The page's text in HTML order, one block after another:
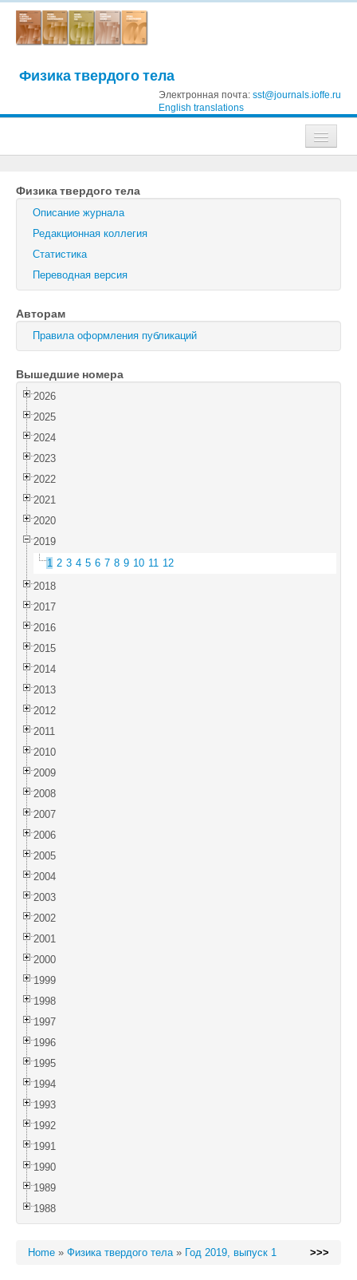
Физика твердого тела
Электронная почта: sst@journals.ioffe.ru
English translations
Журнал технической физики
Письма в Журнал технической физики
Физика твердого тела
Физика и техника полупроводников
Оптика и спектроскопия
Поиск
Войти
Физика твердого тела
Описание журнала
Редакционная коллегия
Статистика
Переводная версия
Авторам
Правила оформления публикаций
Вышедшие номера
2026
2025
2024
2023
2022
2021
2020
2019
1 2 3 4 5 6 7 8 9 10 11 12
2018
2017
2016
2015
2014
2013
2012
2011
2010
2009
2008
2007
2006
2005
2004
2003
2002
2001
2000
1999
1998
1997
1996
1995
1994
1993
1992
1991
1990
1989
1988
Home » Физика твердого тела» Год 2019, выпуск 1 >>>